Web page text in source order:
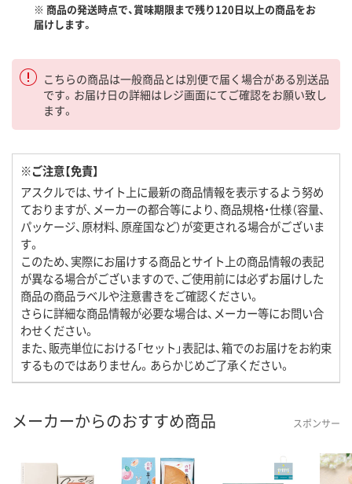
※ 商品の発送時点で、賞味期限まで残り120日以上の商品をお
届けします。
こちらの商品は一般商品とは別便で届く場合がある別送品
です。お届け日の詳細はレジ画面にてご確認をお願い致し
ます。
※ご注意【免責】
アスクルでは、サイト上に最新の商品情報を表示するよう努め
ておりますが、メーカーの都合等により、商品規格・仕様（容量、
パッケージ、原材料、原産国など）が変更される場合がございま
す。
このため、実際にお届けする商品とサイト上の商品情報の表記
が異なる場合がございますので、ご使用前には必ずお届けした
商品の商品ラベルや注意書きをご確認ください。
さらに詳細な商品情報が必要な場合は、メーカー等にお問い合
わせください。
また、販売単位における「セット」表記は、箱でのお届けをお約束
するものではありません。あらかじめご了承ください。
メーカーからのおすすめ商品 スポンサー